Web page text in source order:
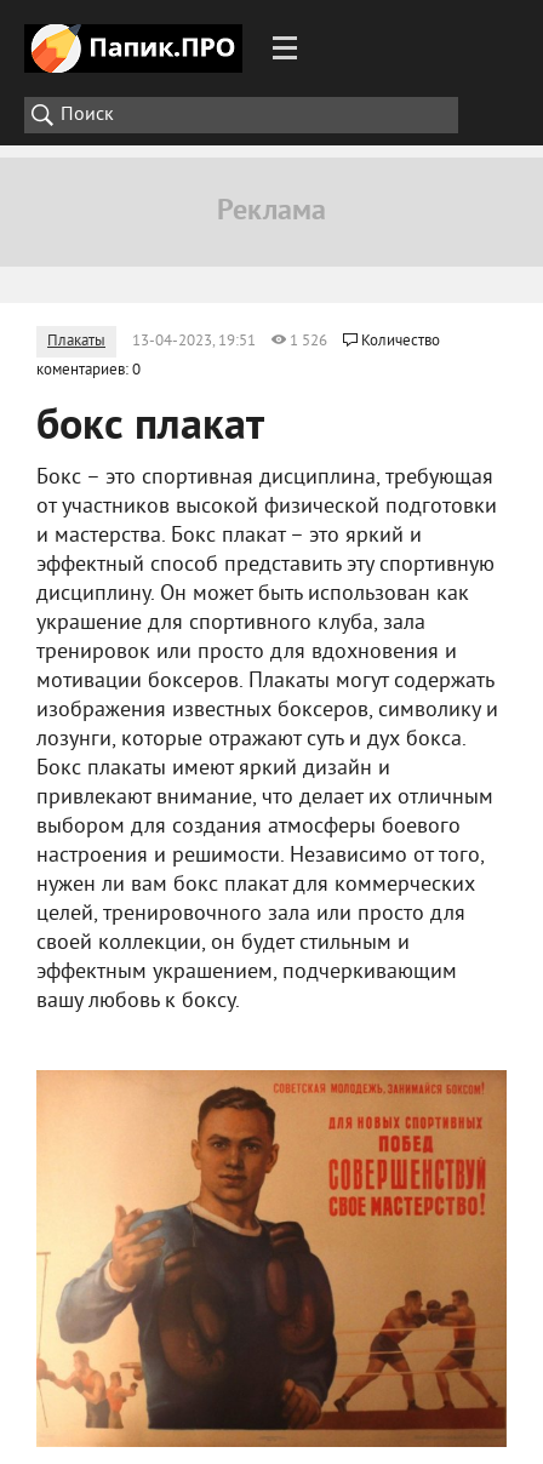
Плакаты 13-04-2023, 19:51 1 526
Количество
коментариев: 0
бокс плакат
Бокс – это спортивная дисциплина, требующая
от участников высокой физической подготовки
и мастерства. Бокс плакат – это яркий и
эффектный способ представить эту спортивную
дисциплину. Он может быть использован как
украшение для спортивного клуба, зала
тренировок или просто для вдохновения и
мотивации боксеров. Плакаты могут содержать
изображения известных боксеров, символику и
лозунги, которые отражают суть и дух бокса.
Бокс плакаты имеют яркий дизайн и
привлекают внимание, что делает их отличным
выбором для создания атмосферы боевого
настроения и решимости. Независимо от того,
нужен ли вам бокс плакат для коммерческих
целей, тренировочного зала или просто для
своей коллекции, он будет стильным и
эффектным украшением, подчеркивающим
вашу любовь к боксу.